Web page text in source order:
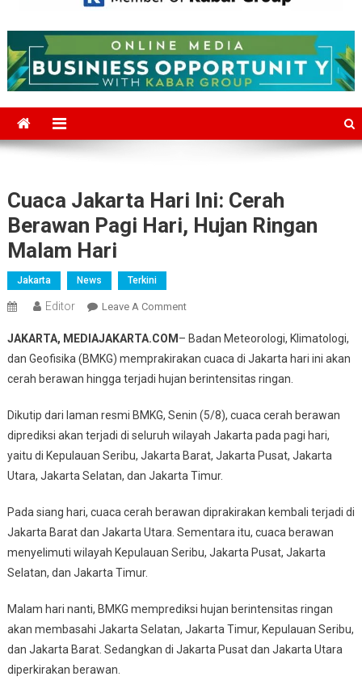
Mediajakarta.com
Cuaca Jakarta Hari Ini: Cerah
Berawan Pagi Hari, Hujan Ringan
Malam Hari
Jakarta News Terkini
Editor Leave A CommentOn
Jakarta
Hari
Ini:
Berawan
Pagi
Hari,
Hujan
Malam
Hari
JAKARTA, MEDIAJAKARTA.COM – Badan Meteorologi, Klimatologi,
dan Geofisika (BMKG) memprakirakan cuaca di Jakarta hari ini akan
cerah berawan hingga terjadi hujan berintensitas ringan.
Dikutip dari laman resmi BMKG, Senin (5/8), cuaca cerah berawan
diprediksi akan terjadi di seluruh wilayah Jakarta pada pagi hari,
yaitu di Kepulauan Seribu, Jakarta Barat, Jakarta Pusat, Jakarta
Utara, Jakarta Selatan, dan Jakarta Timur.
Pada siang hari, cuaca cerah berawan diprakirakan kembali terjadi di
Jakarta Barat dan Jakarta Utara. Sementara itu, cuaca berawan
menyelimuti wilayah Kepulauan Seribu, Jakarta Pusat, Jakarta
Selatan, dan Jakarta Timur.
Malam hari nanti, BMKG memprediksi hujan berintensitas ringan
akan membasahi Jakarta Selatan, Jakarta Timur, Kepulauan Seribu,
dan Jakarta Barat. Sedangkan di Jakarta Pusat dan Jakarta Utara
diperkirakan berawan.